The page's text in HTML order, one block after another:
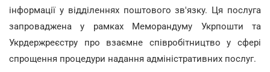
інформації у відділеннях поштового зв'язку. Ця послуга
запроваджена у рамках Меморандуму Укрпошти та
Укрдержреєстру про взаємне співробітництво у сфері
спрощення процедури надання адміністративних послуг.